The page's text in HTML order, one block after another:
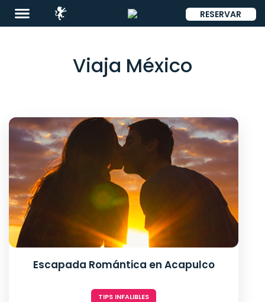
Destinos
Promociones
Restaurantes
&
Bares
Spa
ENG
RESERVAR
Viaja México
Escapada Romántica en Acapulco
TIPS INFALIBLES